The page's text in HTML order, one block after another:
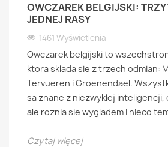
OWCZAREK BELGIJSKI: TRZY
JEDNEJ RASY
1461 Wyświetlenia
Owczarek belgijski to
ktora sklada sie z trzech odmian:
Tervueren i Groenendael.
sa znane z niezwyklej inteligencji,
ale roznia sie wygladem i nieco
Czytaj więcej